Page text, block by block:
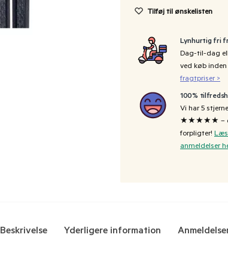
Tilføj til ønskelisten
Lynhurtig fri
Dag-til-dag
ved køb inden
fragtpriser >
100%
Vi har 5
★★★★★ –
forpligter! Læs
anmeldelser
Beskrivelse Yderligere information